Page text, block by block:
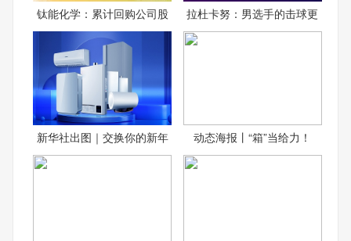
钛能化学：累计回购公司股 拉杜卡努：男选手的击球更
新华社出图｜交换你的新年 动态海报丨“箱”当给力！